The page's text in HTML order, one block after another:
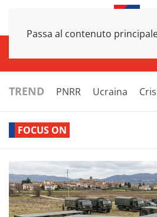
Passa al contenuto
TREND PNRR Ucraina
FOCUS ON